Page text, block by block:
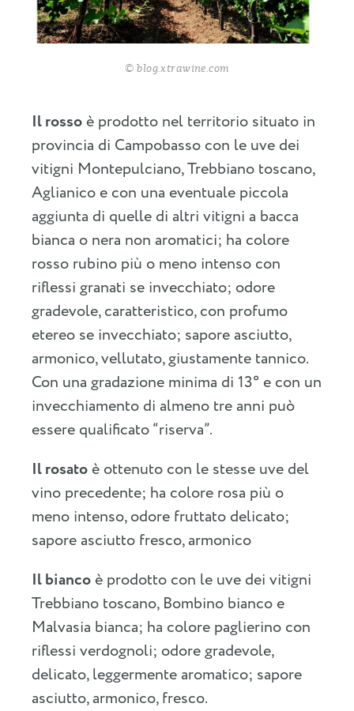
© blog.xtrawine.com
Il rossoè prodotto nel territorio situato in
provincia di Campobasso con le uve dei
vitigni Montepulciano, Trebbiano toscano,
Aglianico e con una eventuale piccola
aggiunta di quelle di altri vitigni a bacca
bianca o nera non aromatici; ha colore
rosso rubino più o meno intenso con
riflessi granati se invecchiato; odore
gradevole, caratteristico, con profumo
etereo se invecchiato; sapore asciutto,
armonico, vellutato, giustamente tannico.
Con una gradazione minima di 13° e con un
invecchiamento di almeno tre anni può
essere qualificato “riserva”.
Il rosatoè ottenuto con le stesse uve del
vino precedente; ha colore rosa più o
meno intenso, odore fruttato delicato;
sapore asciutto fresco, armonico
Il biancoè prodotto con le uve dei vitigni
Trebbiano toscano, Bombino bianco e
Malvasia bianca; ha colore paglierino con
riflessi verdognoli; odore gradevole,
delicato, leggermente aromatico; sapore
asciutto, armonico, fresco.